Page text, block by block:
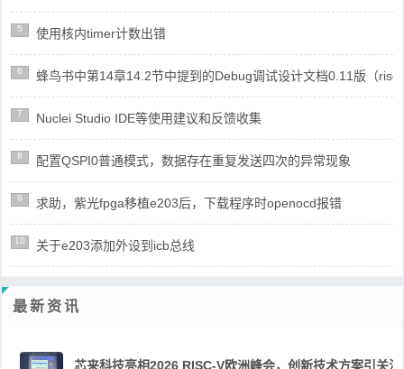
5 使用核内timer计数出错
6 蜂鸟书中第14章14.2节中提到的Debug调试设计文档0.11版（
7 Nuclei Studio IDE等使用建议和反馈收集
8 配置QSPI0普通模式，数据存在重复发送四次的异常现象
9 求助，紫光fpga移植e203后，下载程序时openocd报错
10 关于e203添加外设到icb总线
最新资讯
芯来科技亮相2026 RISC-V欧洲峰会，创新技术方案引关注